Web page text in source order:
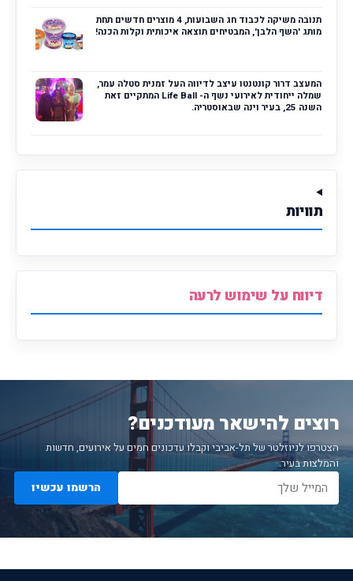
תנובה משיקה לכבוד חג השבועות, 4 מוצרים חדשים תחת
מותג 'השף הלבן', המבטיחים תוצאה איכותית וקלות הכנה!
המעצב דרור קונטנטו עיצב לדיווה העל זמנית סטלה עמר,
שמלה ייחודית לאירועי נשף ה- Life Ball המתקיים זאת
השנה 25, בעיר וינה שבאוסטריה.
תוויות
דיווח על שימוש לרעה
רוצים להישאר מעודכנים?
הצטרפו לניוזלטר של תל-אביבי וקבלו עדכונים חמים על אירועים, חדשות
והמלצות בעיר.
הרשמו עכשיו